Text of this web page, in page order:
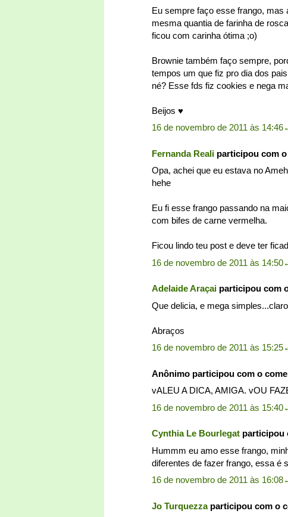
Eu sempre faço esse frango, mas
mesma quantia de farinha de
ficou com carinha ótima ;o)
Brownie também faço sempre,
tempos um que fiz pro dia dos
né? Esse fds fiz cookies e nega
Beijos ♥
16 de novembro de 2011 às 14:46
Fernanda Reali participou com
Opa, achei que eu estava no
hehe
Eu fi esse frango passando na
com bifes de carne vermelha.
Ficou lindo teu post e deve ter
16 de novembro de 2011 às 14:50
Adelaide Araçai participou com
Que delicia, e mega
Abraços
16 de novembro de 2011 às 15:25
Anônimo participou com o
vALEU A DICA, AMIGA. vOU
16 de novembro de 2011 às 15:40
Cynthia Le Bourlegat participou
Hummm eu amo esse frango,
diferentes de fazer frango, essa é
16 de novembro de 2011 às 16:08
Jo Turquezzaparticipou com o